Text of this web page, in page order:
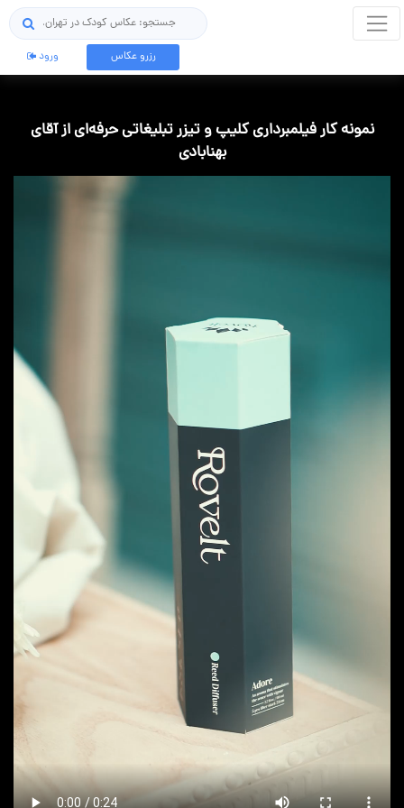
جستجو
رزرو عکاس ورود
نمونه کار فیلمبرداری کلیپ و تیزر تبلیغاتی حرفه‌ای از آقای
بهنابادی